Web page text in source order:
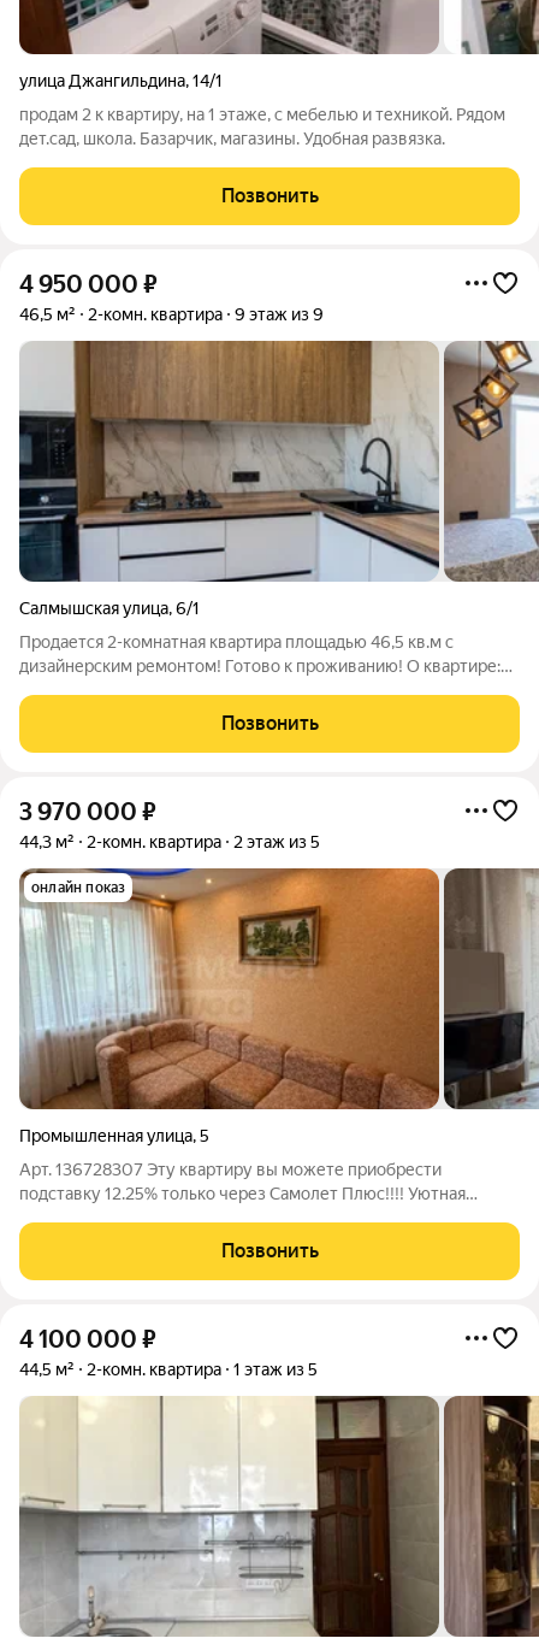
улица Джангильдина,14/1
продам 2 к квартиру, на 1 этаже, с мебелью и техникой. Рядом
дет.сад, школа. Базарчик, магазины. Удобная развязка.
Позвонить
4 950 000 ₽
46,5 м² 2-комн. квартира 9 этаж из 9
Салмышская улица,6/1
Продается 2-комнатная квартира площадью 46,5 кв.м с
дизайнерским ремонтом! Готово к проживанию! О квартире:
Новый ремонт: выполнен качественно, с использованием
Позвонить
3 970 000 ₽
44,3 м² 2-комн. квартира 2 этаж из 5
онлайн показ
Промышленная улица,5
Арт. 136728307 Эту квартиру вы можете приобрести
подставку 12.25% только через Самолет Плюс!!!! Уютная
хозяев! Предлагается к продаже светлая и просторная
квартира площадью 44.3 кв.м.,
Позвонить
4 100 000 ₽
44,5 м² 2-комн. квартира 1 этаж из 5